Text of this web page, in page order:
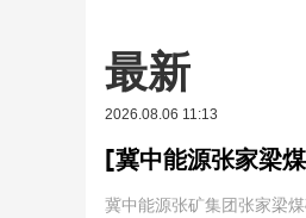
最新
2026.08.06 11:13
[冀中能源张家梁
冀中能源张矿集团张家梁